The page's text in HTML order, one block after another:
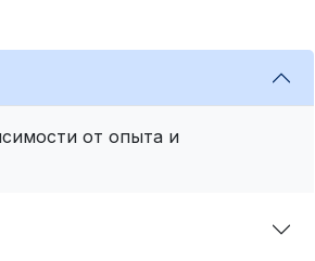
от опыта и